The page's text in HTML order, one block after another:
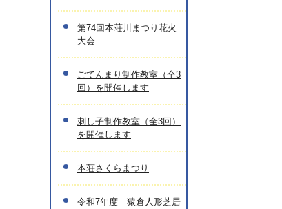
第74回本荘川まつり花火
大会
ごてんまり制作教室（全3
回）を開催します
刺し子制作教室（全3回）
を開催します
本荘さくらまつり
令和7年度 猿倉人形芝居